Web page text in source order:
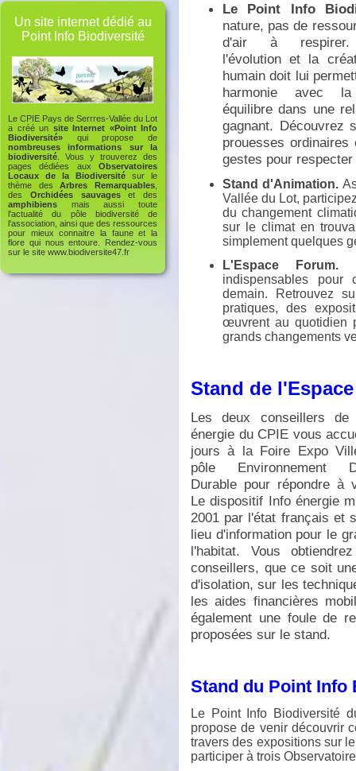
Un site internet dédié au
Point Info Biodiversité
Le CPIE Pays de Serrres-Vallée du Lot
a créé un site Internet «Point Info
Biodiversité» qui propose de
nombreuses informations sur la
biodiversité . Vous y trouverez des
pages dédiées aux Observatoires
Locaux de la Biodiversité sur le
thème desArbres Remarquables
des Orchidées sauvageset des
amphibiens mais aussi toute
l'actualité du pôle biodiversité de
l'association, ainsi que des ressources
pour mieux connaitre la faune et la
flore qui nous entoure. Rendez-vous
sur le site www.biodiversite47.fr
Le Point Info
nature, pas de
d'air à respirer.
l'évolution et la
humain doit lui
harmonie avec la
équilibre dans une
gagnant. Découvrez
prouesses
gestes pour
Stand d'Animation.
Vallée du Lot,
du changement
sur le climat en
simplement quelques
L'Espace Forum.
indispensables pour
demain. Retrouvez
pratiques, des
œuvrent au quotidien
grands changements
Stand de
Les deux conseillers de
énergie du CPIE vous
jours à la Foire Expo
pôle Environnement
Durable pour répondre à
Le dispositif Info énergie
2001 par l'état français et
lieu d'information pour le
l'habitat. Vous obtiendrez
conseillers, que ce soit
d'isolation, sur les
les aides financières
également une foule de
proposées sur le stand.
Stand du Point Info
Le Point Info Biodiversité
propose de venir découvrir
travers des expositions sur
participer à trois